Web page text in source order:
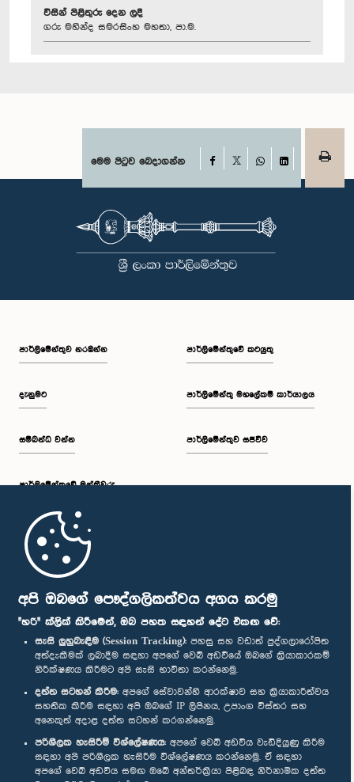
අපි ඔබගේ පෞද්ගලිකත්වය අගය කරමු
"හරි" ක්ලික් කිරීමෙන්, ඔබ පහත සඳහන් දේට එකඟ වේ:
සැසි ලුහුබැඳීම (Session Tracking): පහසු සහ වඩාත් පුද්ගලාරෝපිත
අත්දැකීමක් ලබාදීම සඳහා අපගේ වෙබ් අඩවියේ ඔබගේ ක්‍රියාකාරකම්
නිරීක්ෂණය කිරීමට අපි සැසි භාවිතා කරන්නෙමු.
දත්ත සටහන් කිරීම: අපගේ සේවාවන්හි ආරක්ෂාව සහ ක්‍රියාකාරීත්වය
සහතික කිරීම සඳහා අපි ඔබගේ IP ලිපිනය, උපාංග විස්තර සහ
අනෙකුත් අදාළ දත්ත සටහන් කරගන්නෙමු.
පරිශීලක හැසිරීම් විශ්ලේෂණය: අපගේ වෙබ් අඩවිය වැඩිදියුණු කිරීම
සඳහා අපි පරිශීලක හැසිරීම විශ්ලේෂණය කරන්නෙමු. ඒ සඳහා
අපගේ වෙබ් අඩවිය සමඟ ඔබේ අන්තර්ක්‍රියා පිළිබඳ නිර්නාමික දත්ත
විසින් පිළිතුරු දෙන ලදී
ගරු මහින්ද සමරසිංහ මහතා, පා.ම.
මෙම පිටුව බෙදාගන්න Facebook
WhatsAppLinkedIn
පාර්ලි‌මේන්තුව නරඹන්න
දැනුමට
සම්බන්ධ වන්න
පාර්ලි‌මේන්තුවේ මන්ත්‍රීවරු
මුල් පිටුව
පාර්ලිමේන්තුවේ කටයුතු
පාර්ලිමේන්තු මහලේකම් කාර්යාලය
පාර්ලිමේන්තුව සජීවීව
පාර්ලිමේන්තු ජංගම යෙදුම
අප හා සම්බන්ධ වී සිටින්න :
සම්මාන